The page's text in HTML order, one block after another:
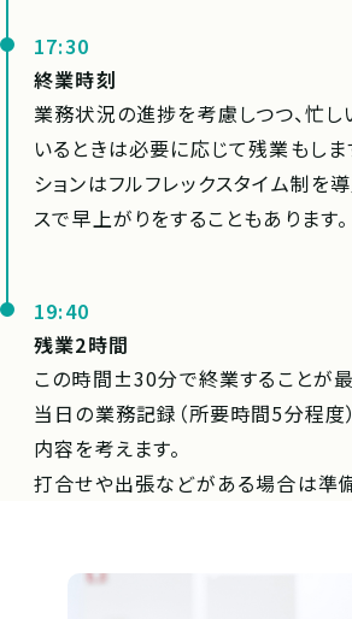
17:30
終業時刻
業務状況の進捗を考慮しつつ、忙し
いるときは必要に応じて残業もしま
ションはフルフレックスタイム制を
スで早上がりをすることもあります。
19:40
残業2時間
この時間±30分で終業することが最
当日の業務記録（所要時間5分程度
内容を考えます。
打合せや出張などがある場合は準